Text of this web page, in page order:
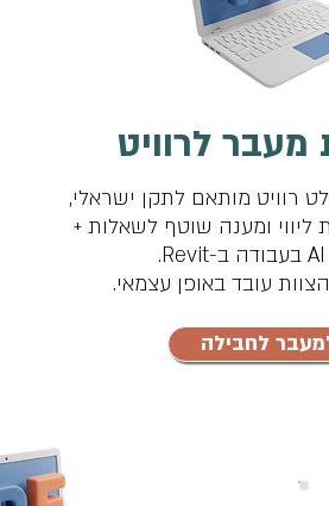
מעבר לרוויט
רוויט מותאם לתקן ישראלי,
ומענה שוטף לשאלות +
לחבילה